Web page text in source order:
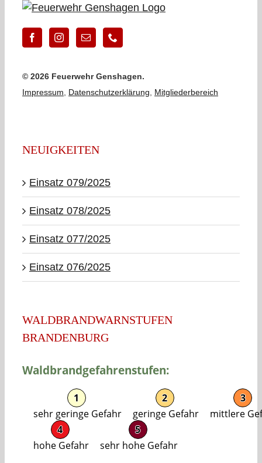
© 2026 Feuerwehr Genshagen.
Impressum
Datenschutzerklärung Mitgliederbereich
NEUIGKEITEN
Einsatz 079/2025
Einsatz 078/2025
Einsatz 077/2025
Einsatz 076/2025
WALDBRANDWARNSTUFEN
BRANDENBURG